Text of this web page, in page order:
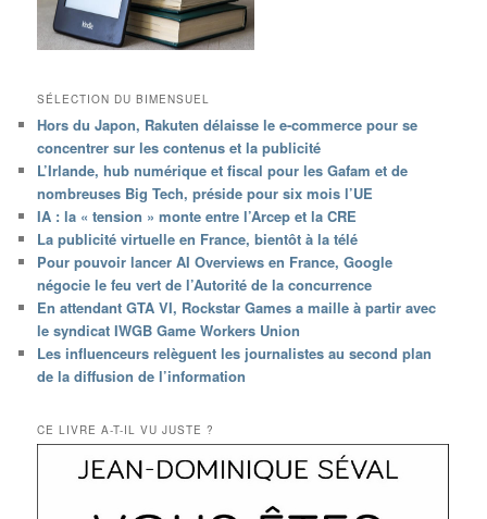
SÉLECTION DU BIMENSUEL
Hors du Japon, Rakuten délaisse le e-commerce pour se
concentrer sur les contenus et la publicité
L’Irlande, hub numérique et fiscal pour les Gafam et de
nombreuses Big Tech, préside pour six mois l’UE
IA : la « tension » monte entre l’Arcep et la CRE
La publicité virtuelle en France, bientôt à la télé
Pour pouvoir lancer AI Overviews en France, Google
négocie le feu vert de l’Autorité de la concurrence
En attendant GTA VI, Rockstar Games a maille à partir avec
le syndicat IWGB Game Workers Union
Les influenceurs relèguent les journalistes au second plan
de la diffusion de l’information
CE LIVRE A-T-IL VU JUSTE ?